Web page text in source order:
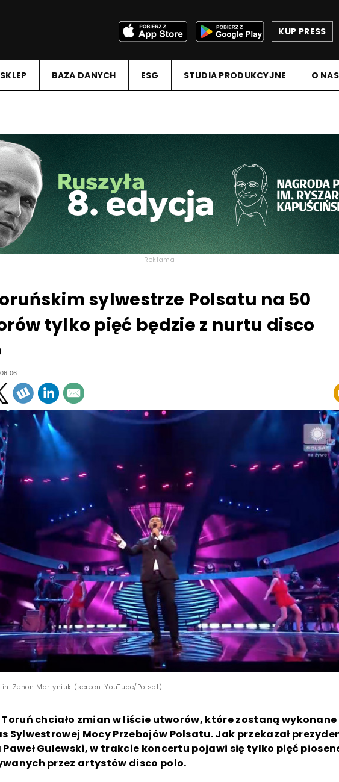
KUP PRESS
SKLEP BAZA DANYCH ESG STUDIA PRODUKCYJNE O NAS
Reklama
sylwestrze Polsatu na 50
tylko pięć będzie z nurtu disco
Zenon Martyniuk (screen: YouTube/Polsat)
chciało zmian w liście utworów, które zostaną wykonane
Sylwestrowej Mocy Przebojów Polsatu. Jak przekazał
Gulewski, w trakcie koncertu pojawi się tylko pięć
przez artystów disco polo.